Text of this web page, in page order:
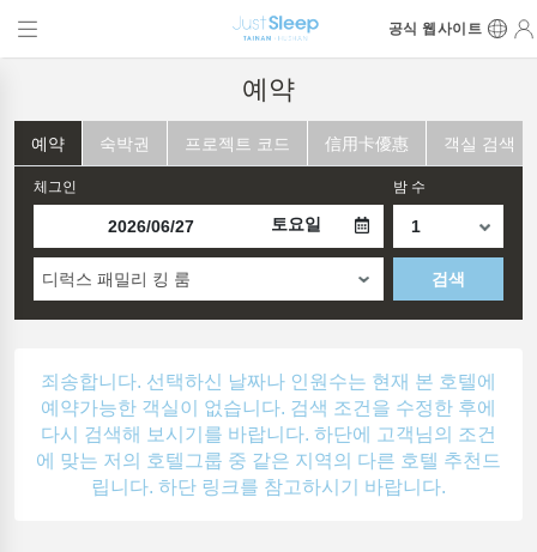
공식 웹사이트
예약
예약 숙박권 프로젝트 코드 信用卡優惠 객실 검색
체그인
토요일
밤 수
디럭스 패밀리 킹 룸 검색
죄송합니다. 선택하신 날짜나 인원수는 현재 본 호텔에
예약가능한 객실이 없습니다. 검색 조건을 수정한 후에
다시 검색해 보시기를 바랍니다. 하단에 고객님의 조건
에 맞는 저의 호텔그룹 중 같은 지역의 다른 호텔 추천드
립니다. 하단 링크를 참고하시기 바랍니다.